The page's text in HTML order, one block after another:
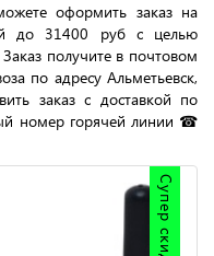
оформить заказ на
до 31400 руб с целью
получите в почтовом
по адресу Альметьевск,
заказ с доставкой по
номер горячей линии ☎